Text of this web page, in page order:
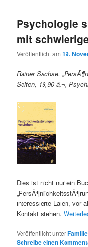
Psychologie
mit
Veröffentlicht am19.
Rainer Sachse,
Seiten, 19,90 â‚¬,
Dies ist nicht nur ein
interessierte Laien, vor
Kontakt stehen.
Veröffentlicht unterFamilie
Schreibe einen